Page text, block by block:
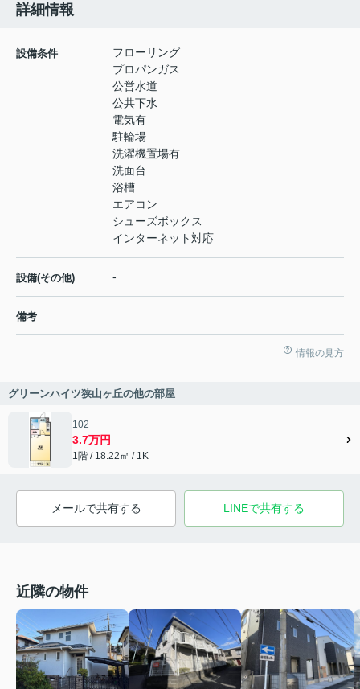
詳細情報
設備条件
フローリング
プロパンガス
公営水道
公共下水
電気有
駐輪場
洗濯機置場有
洗面台
浴槽
エアコン
シューズボックス
インターネット対応
設備(その他) -
備考
情報の見方
グリーンハイツ狭山ヶ丘の他の部屋
102
3.7万円
1階 / 18.22㎡ / 1K
メールで共有する LINEで共有する
近隣の物件